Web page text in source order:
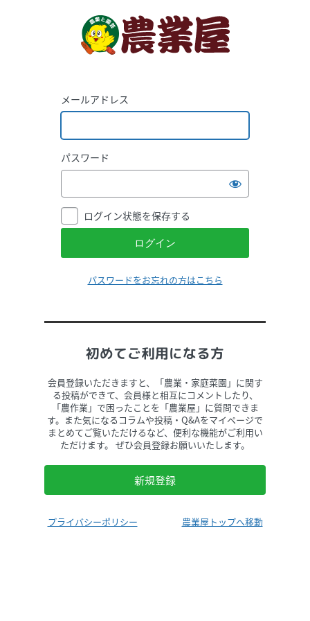
メールアドレス
パスワード
ログイン状態を保存する
パスワードをお忘れの方はこちら
初めてご利用になる方
会員登録いただきますと、「農業・家庭菜園」に関す
る投稿ができて、会員様と相互にコメントしたり、
「農作業」で困ったことを「農業屋」に質問できま
す。また気になるコラムや投稿・Q&Aをマイページで
まとめてご覧いただけるなど、便利な機能がご利用い
ただけます。 ぜひ会員登録お願いいたします。
新規登録
プライバシーポリシー 農業屋トップへ移動